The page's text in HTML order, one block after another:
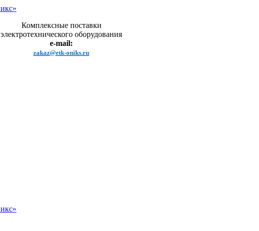
Комплексные поставки
электротехнического оборудования
e-mail:
zakaz@etk-oniks.ru